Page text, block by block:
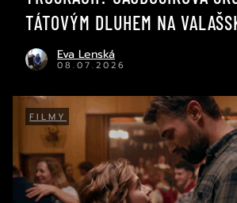
TÁTOVÝM DLUHEM NA
Eva Lenská
08.07.2026
FILMY